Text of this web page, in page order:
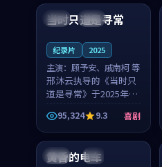
角色，山田纯一的叙事
泰国 杜比
当时只道是寻常
纪录片 2025
主演： 顾予安、戚南柯 等
邢沐云执导的《当时只
道是寻常》于2025年面
世，泰国的城市气质与
母女情深的人物心境共
同构筑了影片基调。顾
予安、戚南柯用细腻的
表演撑起整部喜剧电
95,324 9.3 喜剧
日本 4K
黄昏的电车